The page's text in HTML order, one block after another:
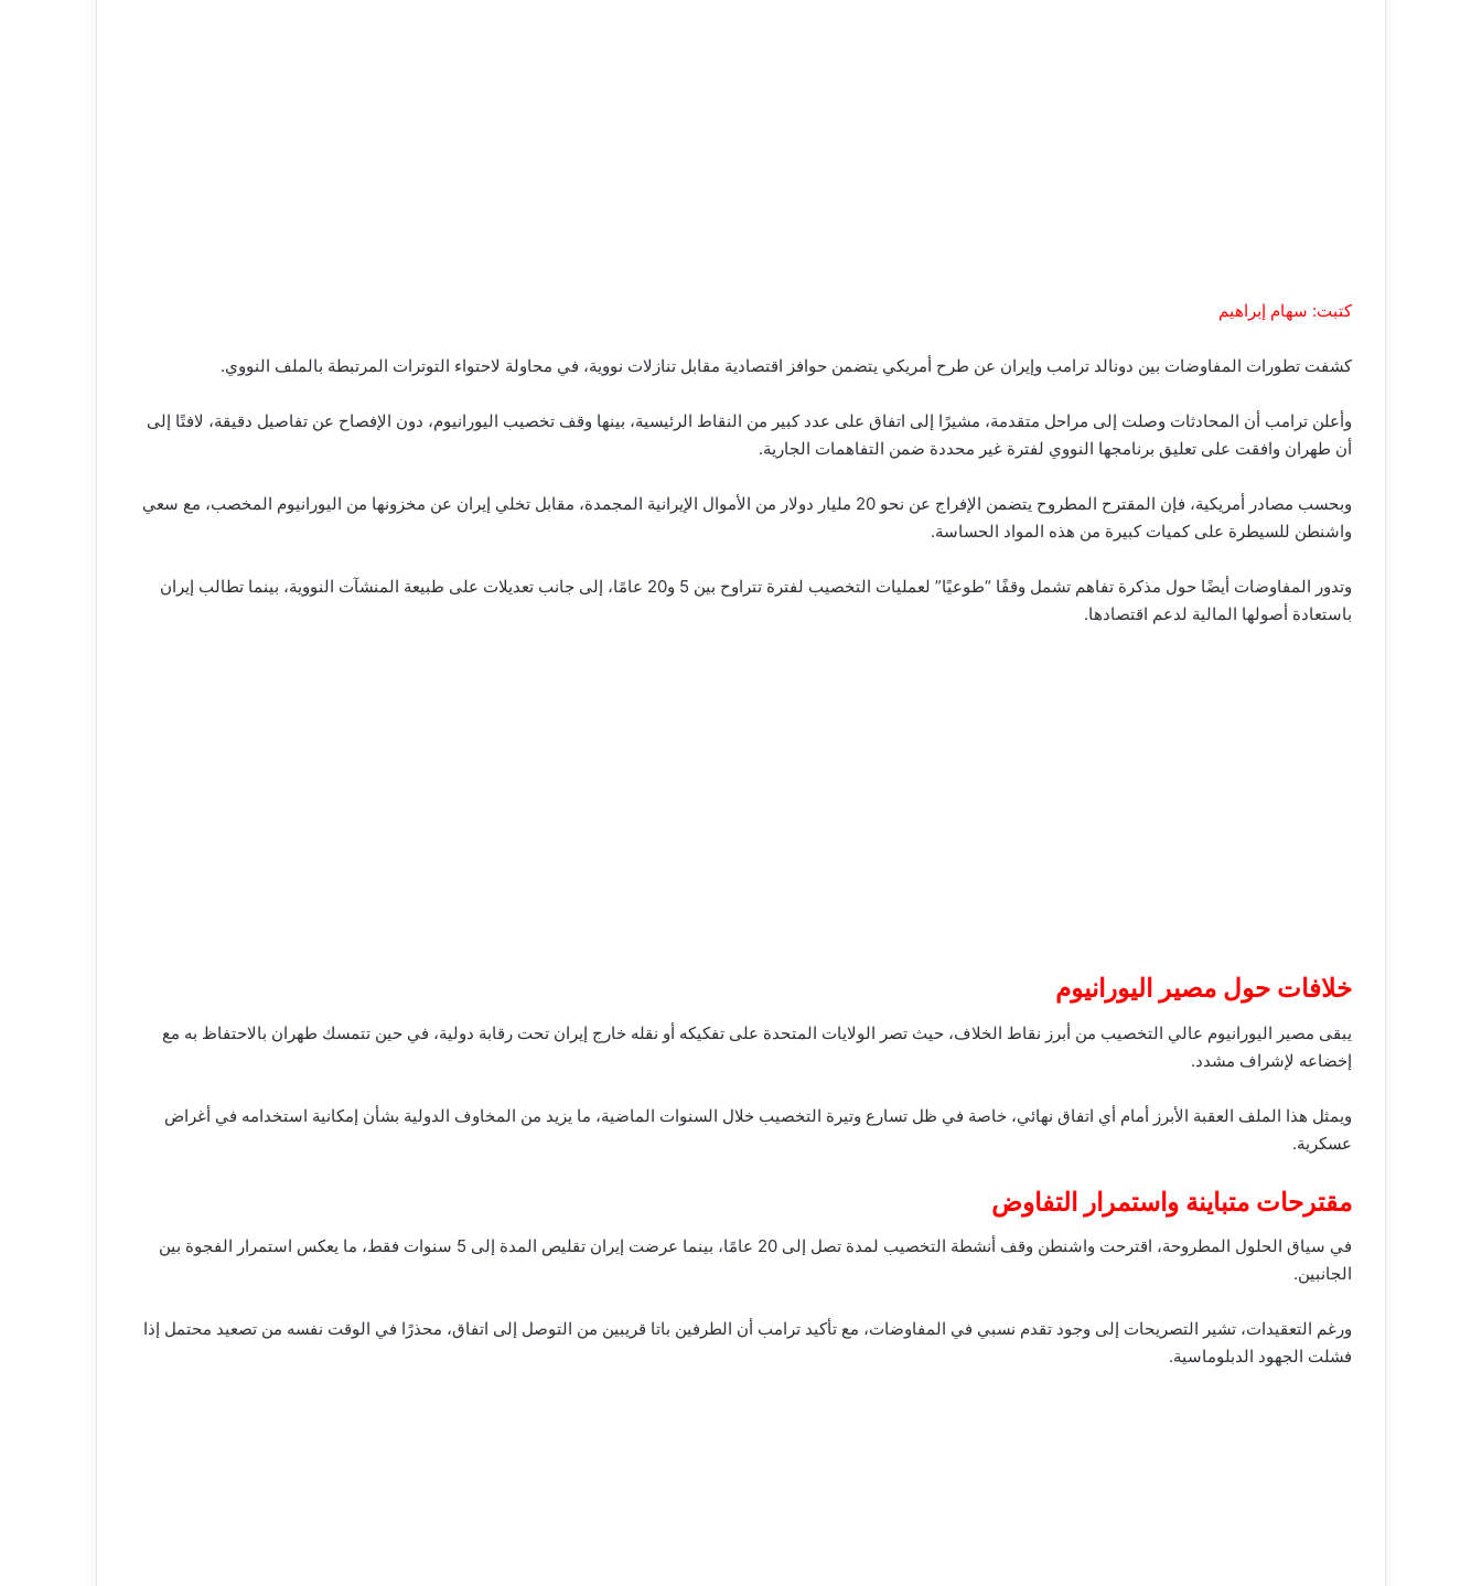
كتبت: سهام إبراهيم
كشفت تطورات المفاوضات بين دونالد ترامب وإيران عن طرح أمريكي يتضمن حوافز اقتصادية مقابل تنازلات نووية، في محاولة لاحتواء التوترات المرتبطة بالملف النووي.
وأعلن ترامب أن المحادثات وصلت إلى مراحل متقدمة، مشيرًا إلى اتفاق على عدد كبير من النقاط الرئيسية، بينها وقف تخصيب اليورانيوم، دون الإفصاح عن تفاصيل دقيقة، لافتًا إلى
أن طهران وافقت على تعليق برنامجها النووي لفترة غير محددة ضمن التفاهمات الجارية.
وبحسب مصادر أمريكية، فإن المقترح المطروح يتضمن الإفراج عن نحو 20 مليار دولار من الأموال الإيرانية المجمدة، مقابل تخلي إيران عن مخزونها من اليورانيوم المخصب، مع سعي
واشنطن للسيطرة على كميات كبيرة من هذه المواد الحساسة.
وتدور المفاوضات أيضًا حول مذكرة تفاهم تشمل وقفًا “طوعيًا” لعمليات التخصيب لفترة تتراوح بين 5 و20 عامًا، إلى جانب تعديلات على طبيعة المنشآت النووية، بينما تطالب إيران
باستعادة أصولها المالية لدعم اقتصادها.
خلافات حول مصير اليورانيوم
يبقى مصير اليورانيوم عالي التخصيب من أبرز نقاط الخلاف، حيث تصر الولايات المتحدة على تفكيكه أو نقله خارج إيران تحت رقابة دولية، في حين تتمسك طهران بالاحتفاظ به مع
إخضاعه لإشراف مشدد.
ويمثل هذا الملف العقبة الأبرز أمام أي اتفاق نهائي، خاصة في ظل تسارع وتيرة التخصيب خلال السنوات الماضية، ما يزيد من المخاوف الدولية بشأن إمكانية استخدامه في أغراض
عسكرية.
مقترحات متباينة واستمرار التفاوض
في سياق الحلول المطروحة، اقترحت واشنطن وقف أنشطة التخصيب لمدة تصل إلى 20 عامًا، بينما عرضت إيران تقليص المدة إلى 5 سنوات فقط، ما يعكس استمرار الفجوة بين
الجانبين.
ورغم التعقيدات، تشير التصريحات إلى وجود تقدم نسبي في المفاوضات، مع تأكيد ترامب أن الطرفين باتا قريبين من التوصل إلى اتفاق، محذرًا في الوقت نفسه من تصعيد محتمل إذا
فشلت الجهود الدبلوماسية.